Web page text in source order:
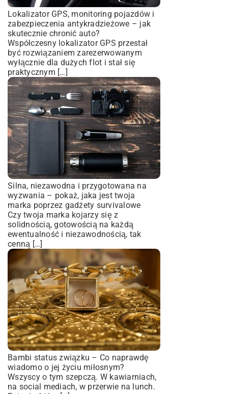
Lokalizator GPS, monitoring pojazdów i
zabezpieczenia antykradzieżowe – jak
skutecznie chronić auto?
Współczesny lokalizator GPS przestał
być rozwiązaniem zarezerwowanym
wyłącznie dla dużych flot i stał się
praktycznym […]
Silna, niezawodna i przygotowana na
wyzwania – pokaż, jaka jest twoja
marka poprzez gadżety survivalowe
Czy twoja marka kojarzy się z
solidnością, gotowością na każdą
ewentualność i niezawodnością, tak
cenną […]
Bambi status związku – Co naprawdę
wiadomo o jej życiu miłosnym?
Wszyscy o tym szepczą. W kawiarniach,
na social mediach, w przerwie na lunch.